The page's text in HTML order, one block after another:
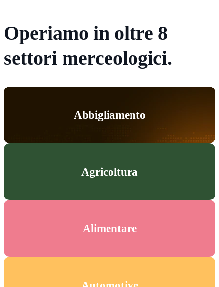
Operiamo in oltre 8
settori merceologici.
Abbigliamento
Agricoltura
Alimentare